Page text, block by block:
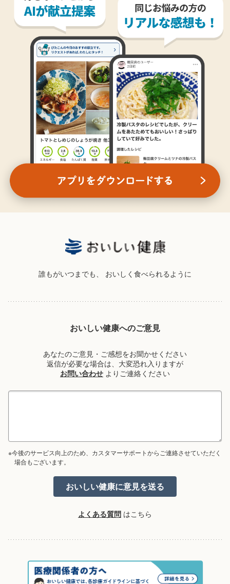
誰もがいつまでも、 おいしく食べられるように
おいしい健康へのご意見
あなたのご意見・ご感想をお聞かせください
返信が必要な場合は、大変恐れ入りますが
お問い合わせ よりご連絡ください
※今後のサービス向上のため、カスタマーサポートからご連絡させていただく
場合もございます。
よくある質問 はこちら